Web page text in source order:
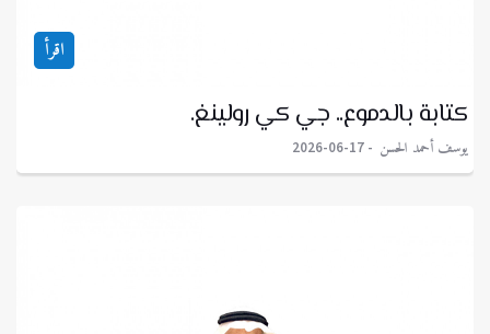
اقرأ
كتابة بالدموع.. جي كي رولينغ.
يوسف أحمد الحسن 2026-06-17